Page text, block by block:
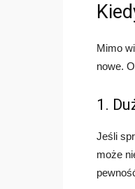
Mimo
nowe.
1.
Jeśli
może